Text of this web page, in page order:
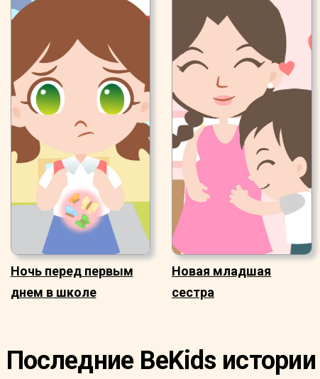
Ночь перед первым
днем в школе
Новая младшая
сестра
Последние BeKids истории